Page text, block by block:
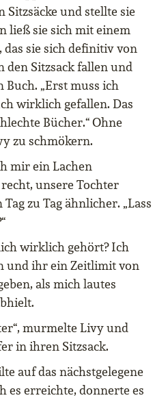
und stellte sie
ließ sie sich mit einem
sie sich definitiv von
den Sitzsack fallen und
„Erst muss ich
wirklich gefallen. Das
Bücher.“ Ohne
zu schmökern.
mir ein Lachen
unsere Tochter
zu Tag ähnlicher. „Lass
wirklich gehört? Ich
und ihr ein Zeitlimit von
als mich lautes
murmelte Livy und
in ihren Sitzsack.
auf das nächstgelegene
es erreichte, donnerte es